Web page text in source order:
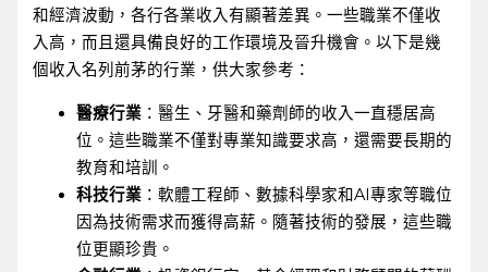
和經濟波動，各行各業收入有顯著差異。一些職業不僅收
入高，而且還具備良好的工作環境及晉升機會。以下是幾
個收入名列前茅的行業，供大家參考：
醫療行業 ：醫生、牙醫和藥劑師的收入一直穩居高
位。這些職業不僅對專業知識要求高，還需要長期的
教育和培訓。
科技行業 ：軟體工程師、數據科學家和AI專家等職位
因為技術需求而獲得高薪。隨著技術的發展，這些職
位更顯珍貴。